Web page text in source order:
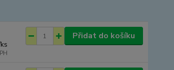
ks
Přidat do košíku